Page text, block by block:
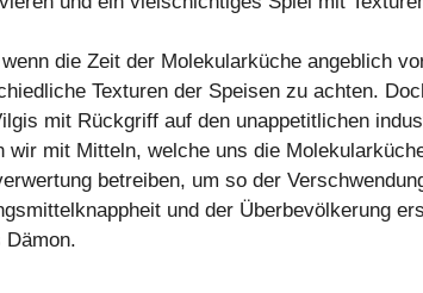
die Zeit der Molekularküche angeblich
Texturen der Speisen zu achten.
mit Rückgriff auf den unappetitlichen
wir mit Mitteln, welche uns die
betreiben, um so der
und der Überbevölkerung
Dämon.